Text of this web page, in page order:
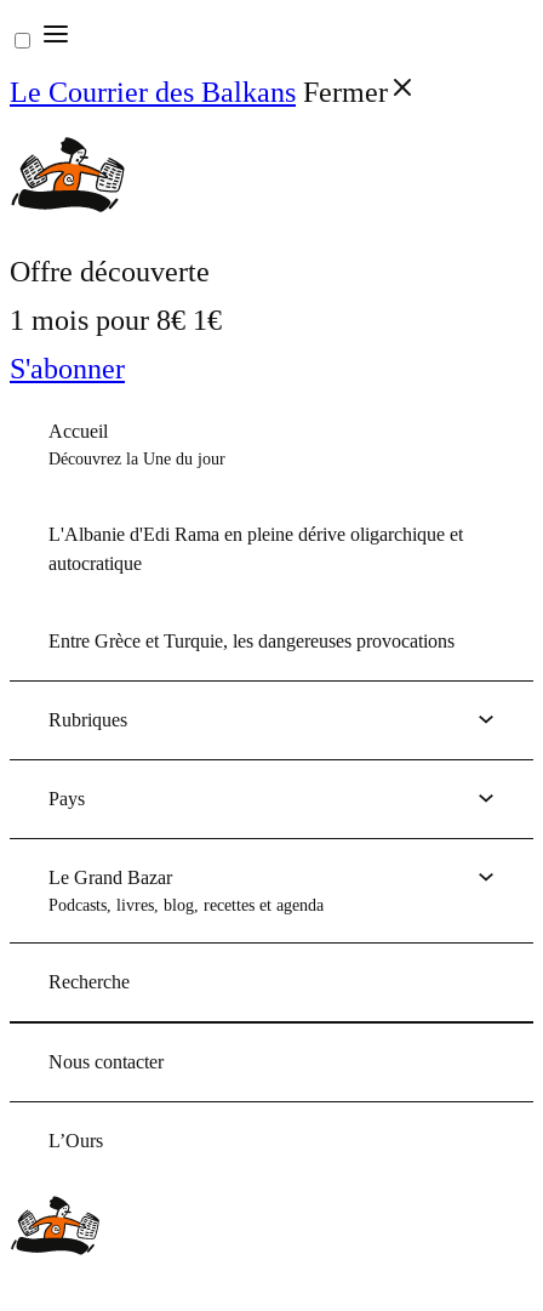
Aller
au
contenu
Le Courrier des Balkans Fermer
Offre découverte
1 mois pour 8€ 1€
S'abonner
Accueil
Découvrez la Une du jour
L'Albanie d'Edi Rama en pleine dérive oligarchique et
autocratique
Entre Grèce et Turquie, les dangereuses provocations
Rubriques
Pays
Le Grand Bazar
Podcasts, livres, blog, recettes et agenda
Recherche
Nous contacter
L’Ours